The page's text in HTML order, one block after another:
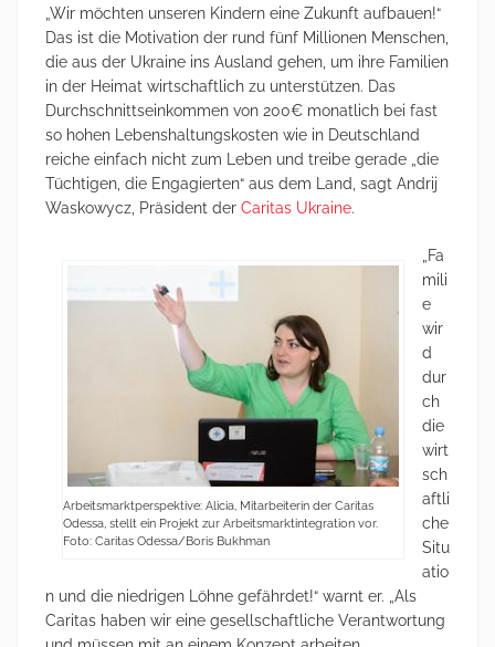
„Wir möchten unseren Kindern eine Zukunft aufbauen!“
Das ist die Motivation der rund fünf Millionen Menschen,
die aus der Ukraine ins Ausland gehen, um ihre Familien
in der Heimat wirtschaftlich zu unterstützen. Das
Durchschnittseinkommen von 200€ monatlich bei fast
so hohen Lebenshaltungskosten wie in Deutschland
reiche einfach nicht zum Leben und treibe gerade „die
Tüchtigen, die Engagierten“ aus dem Land, sagt Andrij
Waskowycz, Präsident der Caritas Ukraine.
Arbeitsmarktperspektive: Alicia, Mitarbeiterin der Caritas
Odessa, stellt ein Projekt zur Arbeitsmarktintegration vor.
Foto: Caritas Odessa/Boris Bukhman
„Fa
mili
e
wir
d
dur
ch
die
wirt
sch
aftli
che
Situ
atio
n und die niedrigen Löhne gefährdet!“ warnt er. „Als
Caritas haben wir eine gesellschaftliche Verantwortung